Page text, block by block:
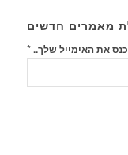
מאמרים חדשים
את האימייל שלך..*